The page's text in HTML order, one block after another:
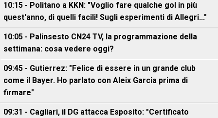
10:15 - Politano a KKN: "Voglio fare qualche gol in più
quest'anno, di quelli facili! Sugli esperimenti di Allegri..."
10:05 - Palinsesto CN24 TV, la programmazione della
settimana: cosa vedere oggi?
09:45 - Gutierrez: "Felice di essere in un grande club
come il Bayer. Ho parlato con Aleix Garcia prima di
firmare"
09:31 - Cagliari, il DG attacca Esposito: "Certificato